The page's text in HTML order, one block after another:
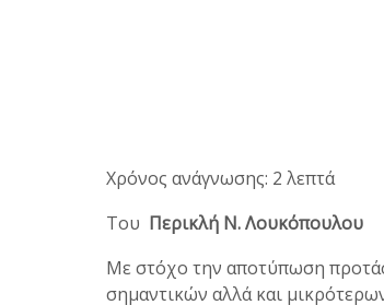
Χρόνος ανάγνωσης: 2 λεπτά
Του Περικλή Ν. Λουκόπουλου
Με στόχο την αποτύπωση
σημαντικών αλλά και